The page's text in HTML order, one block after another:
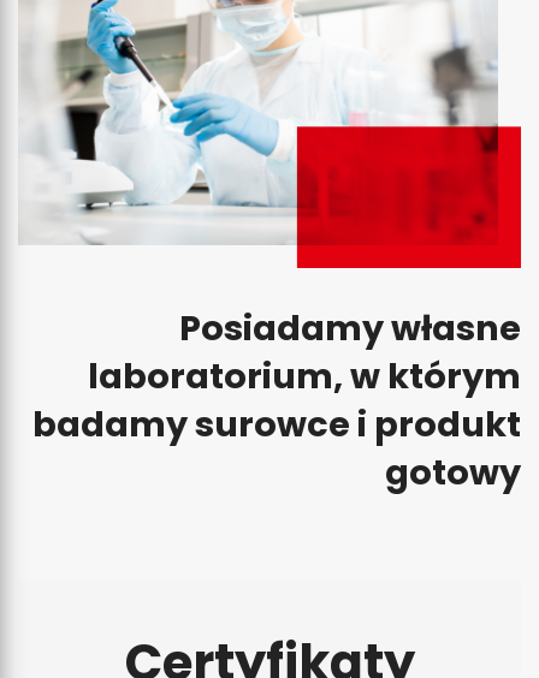
Posiadamy własne
laboratorium, w którym
badamy surowce i produkt
gotowy
Certyfikaty